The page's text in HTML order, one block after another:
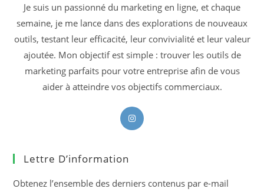
Je suis un passionné du marketing en ligne, et chaque
semaine, je me lance dans des explorations de nouveaux
outils, testant leur efficacité, leur convivialité et leur valeur
ajoutée. Mon objectif est simple : trouver les outils de
marketing parfaits pour votre entreprise afin de vous
aider à atteindre vos objectifs commerciaux.
S’ouvre
Lettre D’information
Obtenez l’ensemble des derniers contenus par e-mail